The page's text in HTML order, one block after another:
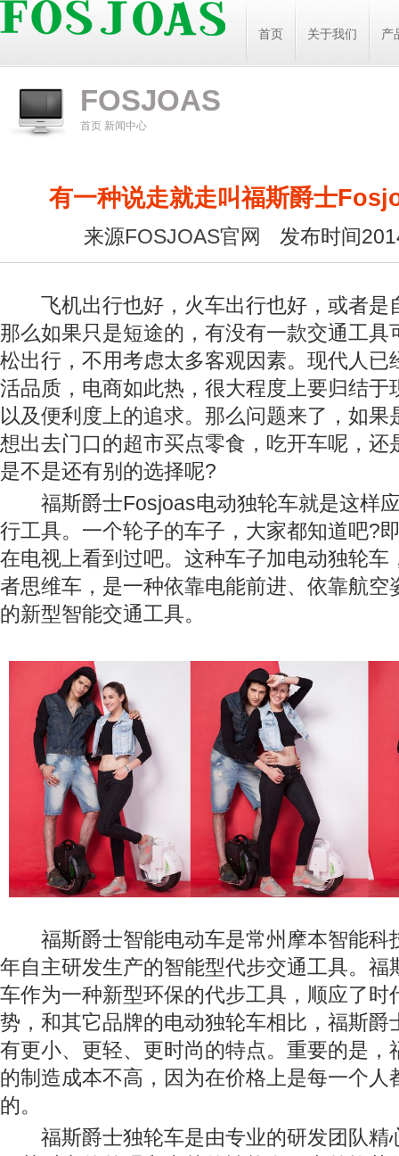
首页 关于我们 产
FOSJOAS
首页 新闻中心
有一种说走就走叫福斯爵士
来源FOSJOAS官网 发布时间
飞机出行也好，火车出行也好，或者是
那么如果只是短途的，有没有一款交通工具
松出行，不用考虑太多客观因素。现代人已
活品质，电商如此热，很大程度上要归结于
以及便利度上的追求。那么问题来了，如果
想出去门口的超市买点零食，吃开车呢，还
是不是还有别的选择呢?
福斯爵士Fosjoas电动独轮车就是这样
行工具。一个轮子的车子，大家都知道吧?
在电视上看到过吧。这种车子加电动独轮车
者思维车，是一种依靠电能前进、依靠航空
的新型智能交通工具。
福斯爵士智能电动车是常州摩本智能科
年自主研发生产的智能型代步交通工具。福
车作为一种新型环保的代步工具，顺应了时
势，和其它品牌的电动独轮车相比，福斯爵
有更小、更轻、更时尚的特点。重要的是，
的制造成本不高，因为在价格上是每一个人
的。
福斯爵士独轮车是由专业的研发团队精